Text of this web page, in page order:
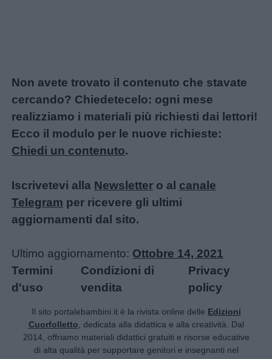
Non avete trovato il contenuto che stavate
cercando? Chiedetecelo: ogni mese
realizziamo i materiali più richiesti dai lettori!
Ecco il modulo per le nuove richieste:
Chiedi un contenuto.
Iscrivetevi alla Newsletter o al canale
Telegram per ricevere gli ultimi
aggiornamenti dal sito.
Ultimo aggiornamento: Ottobre 14, 2021
Termini
d'uso
Condizioni di
vendita
Privacy
policy
Il sito portalebambini.it è la rivista online delle Edizioni
Cuorfolletto , dedicata alla didattica e alla creatività. Dal
2014, offriamo materiali didattici gratuiti e risorse educative
di alta qualità per supportare genitori e insegnanti nel